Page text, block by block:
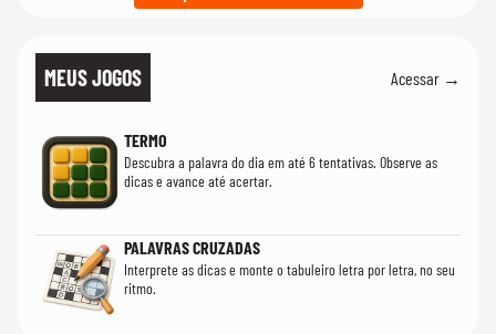
MEUS JOGOS Acessar →
TERMO
Descubra a palavra do dia em até 6 tentativas. Observe as
dicas e avance até acertar.
PALAVRAS CRUZADAS
Interprete as dicas e monte o tabuleiro letra por letra, no seu
ritmo.